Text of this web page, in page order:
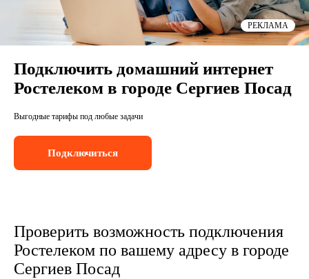
Бизнесу
Подключить домашний интернет
Ростелеком в городе Сергиев Посад
Выгодные тарифы под любые задачи
Подключиться
РЕКЛАМА
Проверить возможность подключения
Ростелеком по вашему адресу в городе
Сергиев Посад